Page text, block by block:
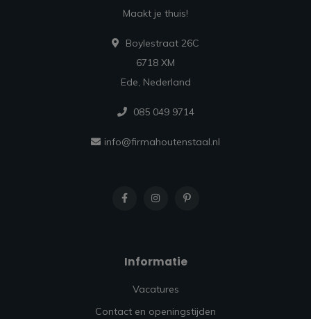
Maakt je thuis!
Boylestraat 26C
6718 XM
Ede, Nederland
085 049 9714
info@firmahoutenstaal.nl
Informatie
Vacatures
Contact en openingstijden